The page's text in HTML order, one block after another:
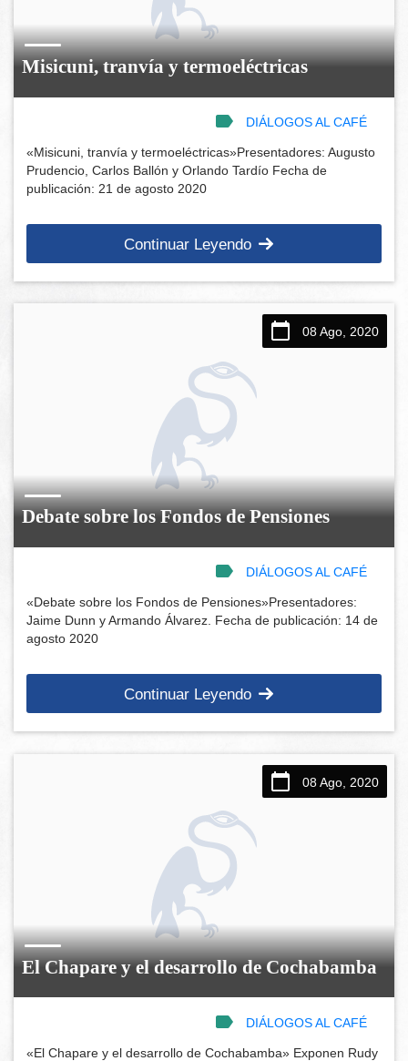
Misicuni, tranvía y termoeléctricas
DIÁLOGOS AL CAFÉ
«Misicuni, tranvía y termoeléctricas»Presentadores: Augusto
Prudencio, Carlos Ballón y Orlando Tardío Fecha de
publicación: 21 de agosto 2020
Continuar Leyendo
08 Ago, 2020
Debate sobre los Fondos de Pensiones
DIÁLOGOS AL CAFÉ
«Debate sobre los Fondos de Pensiones»Presentadores:
Jaime Dunn y Armando Álvarez. Fecha de publicación: 14 de
agosto 2020
Continuar Leyendo
08 Ago, 2020
El Chapare y el desarrollo de Cochabamba
DIÁLOGOS AL CAFÉ
«El Chapare y el desarrollo de Cochabamba» Exponen Rudy